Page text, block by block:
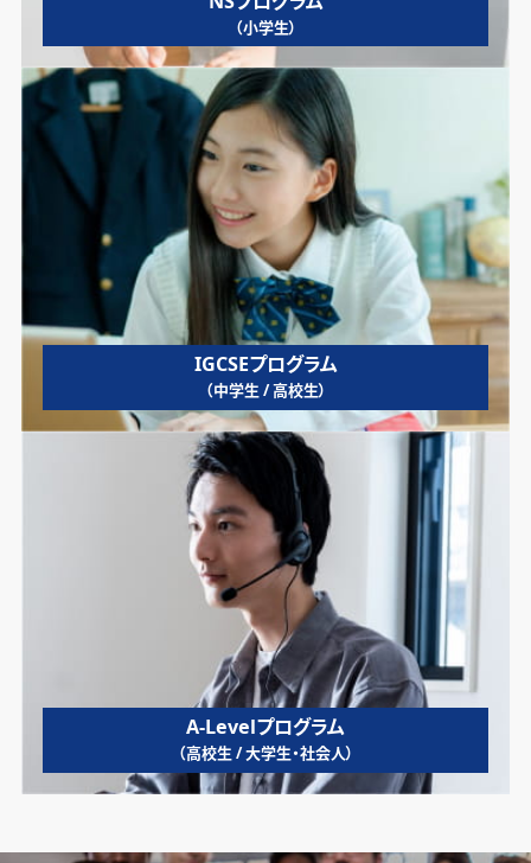
（小学生）
IGCSEプログラム
（中学生 / 高校生）
A-Levelプログラム
（高校生 / 大学生・社会人）